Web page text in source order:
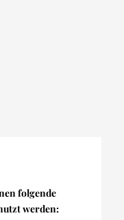
folgende
werden: